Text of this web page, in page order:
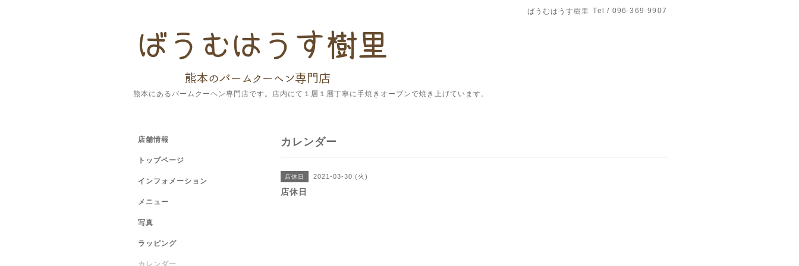
ばうむはうす樹里 Tel / 096-369-9907
熊本にあるバームクーヘン専門店です。店内にて１層１層丁寧に手焼きオーブンで焼き上げています。
カレンダー
店休日 2021-03-30 (火)
店休日
店舗情報
トップページ
インフォメーション
メニュー
写真
ラッピング
カレンダー